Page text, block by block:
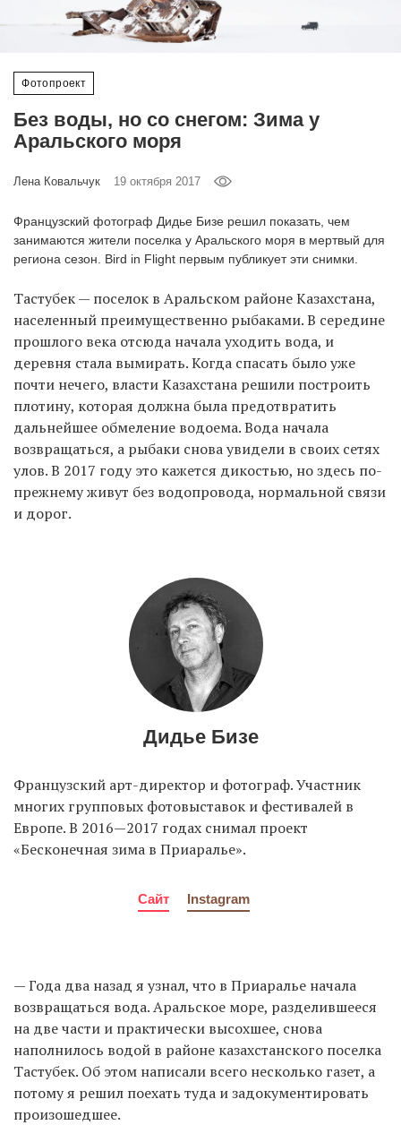
Фотопроект
Без воды, но со снегом: Зима у
Аральского моря
Лена Ковальчук 19 октября 2017
Французский фотограф Дидье Бизе решил показать, чем
занимаются жители поселка у Аральского моря в мертвый для
региона сезон. Bird in Flight первым публикует эти снимки.
Тастубек — поселок в Аральском районе Казахстана,
населенный преимущественно рыбаками. В середине
прошлого века отсюда начала уходить вода, и
деревня стала вымирать. Когда спасать было уже
почти нечего, власти Казахстана решили построить
плотину, которая должна была предотвратить
дальнейшее обмеление водоема. Вода начала
возвращаться, а рыбаки снова увидели в своих сетях
улов. В 2017 году это кажется дикостью, но здесь по-
прежнему живут без водопровода, нормальной связи
и дорог.
Дидье Бизе
Французский арт-директор и фотограф. Участник
многих групповых фотовыставок и фестивалей в
Европе. В 2016—2017 годах снимал проект
«Бесконечная зима в Приаралье».
Сайт Instagram
— Года два назад я узнал, что в Приаралье начала
возвращаться вода. Аральское море, разделившееся
на две части и практически высохшее, снова
наполнилось водой в районе казахстанского поселка
Тастубек. Об этом написали всего несколько газет, а
потому я решил поехать туда и задокументировать
произошедшее.